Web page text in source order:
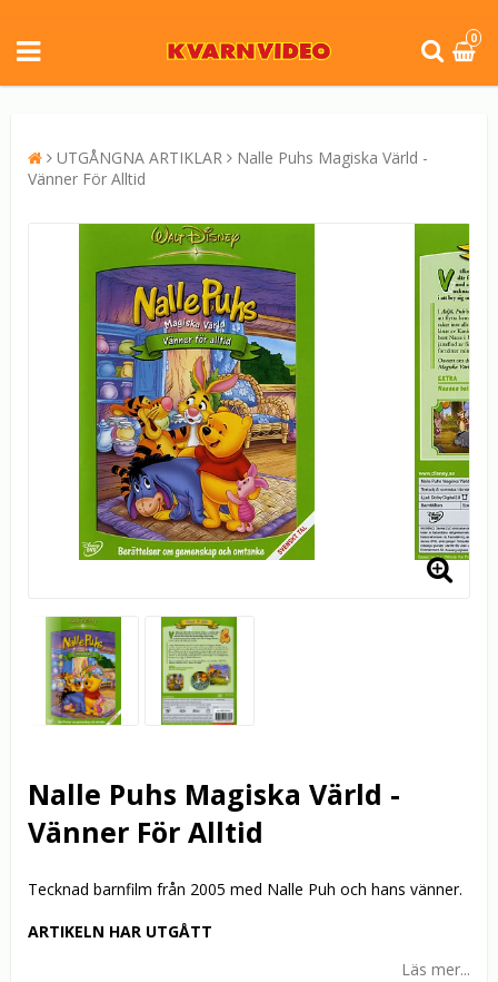
0
UTGÅNGNA ARTIKLAR
Nalle Puhs Magiska Värld -
Vänner För Alltid
Nalle Puhs Magiska Värld -
Vänner För Alltid
Tecknad barnfilm från 2005 med Nalle Puh och hans vänner.
ARTIKELN HAR UTGÅTT
Läs mer...